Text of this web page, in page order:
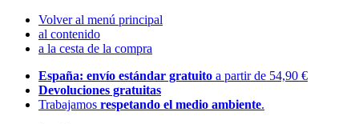
Volver al menú principal
al contenido
a la cesta de la compra
España: envío estándar gratuito a partir de 54,90 €
Devoluciones gratuitas
Trabajamos respetando el medio ambiente.